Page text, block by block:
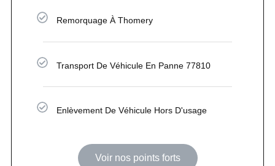
Remorquage À Thomery
Transport De Véhicule En Panne 77810
Enlèvement De Véhicule Hors D'usage
Voir nos points forts